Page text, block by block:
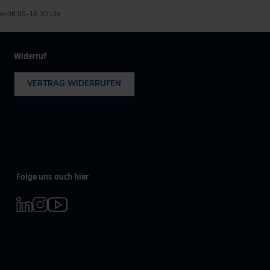
08:00–16:30 Uhr
Widerruf
VERTRAG WIDERRUFEN
Folge uns auch hier